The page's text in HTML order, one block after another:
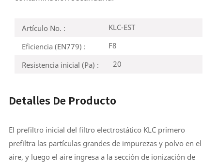
Artículo No. :
KLC-EST
Eficiencia (EN779) :
F8
Resistencia inicial (Pa) :
20
Detalles De Producto
El prefiltro inicial del filtro electrostático KLC primero
prefiltra las partículas grandes de impurezas y polvo en el
aire, y luego el aire ingresa a la sección de ionización de